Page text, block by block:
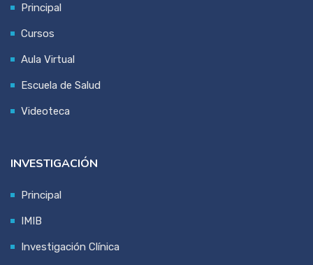
Principal
Cursos
Aula Virtual
Escuela de Salud
Videoteca
INVESTIGACIÓN
Principal
IMIB
Investigación Clínica